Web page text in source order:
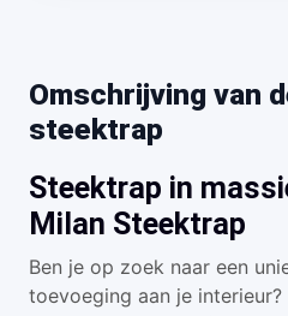
Omschrijving van
steektrap
Steektrap in
Milan Steektrap
Ben je op zoek naar een
toevoeging aan je